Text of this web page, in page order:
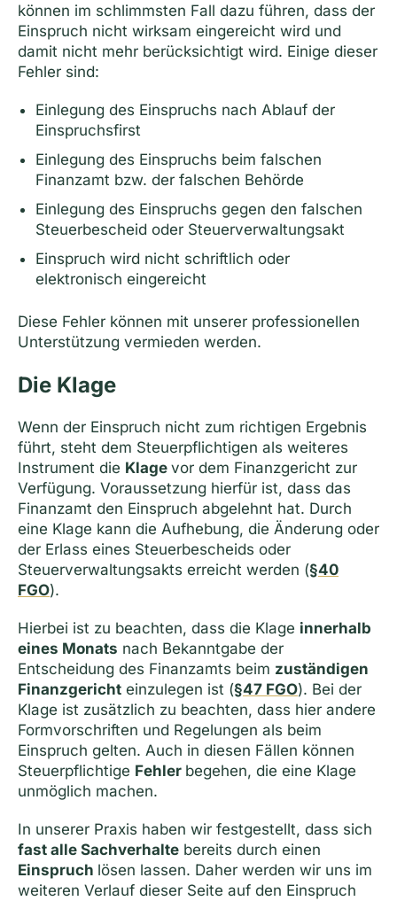
können im schlimmsten Fall dazu führen, dass der
Einspruch nicht wirksam eingereicht wird und
damit nicht mehr berücksichtigt wird. Einige dieser
Fehler sind:
Einlegung des Einspruchs nach Ablauf der
Einspruchsfirst
Einlegung des Einspruchs beim falschen
Finanzamt bzw. der falschen Behörde
Einlegung des Einspruchs gegen den falschen
Steuerbescheid oder Steuerverwaltungsakt
Einspruch wird nicht schriftlich oder
elektronisch eingereicht
Diese Fehler können mit unserer professionellen
Unterstützung vermieden werden.
Die Klage
Wenn der Einspruch nicht zum richtigen Ergebnis
führt, steht dem Steuerpflichtigen als weiteres
Instrument die Klage vor dem Finanzgericht zur
Verfügung. Voraussetzung hierfür ist, dass das
Finanzamt den Einspruch abgelehnt hat. Durch
eine Klage kann die Aufhebung, die Änderung oder
der Erlass eines Steuerbescheids oder
Steuerverwaltungsakts erreicht werden (§40
FGO).
Hierbei ist zu beachten, dass die Klage innerhalb
eines Monats nach Bekanntgabe der
Entscheidung des Finanzamts beim zuständigen
Finanzgericht einzulegen ist (§47 FGO). Bei der
Klage ist zusätzlich zu beachten, dass hier andere
Formvorschriften und Regelungen als beim
Einspruch gelten. Auch in diesen Fällen können
Steuerpflichtige Fehler begehen, die eine Klage
unmöglich machen.
In unserer Praxis haben wir festgestellt, dass sich
fast alle Sachverhalte bereits durch einen
Einspruch lösen lassen. Daher werden wir uns im
weiteren Verlauf dieser Seite auf den Einspruch